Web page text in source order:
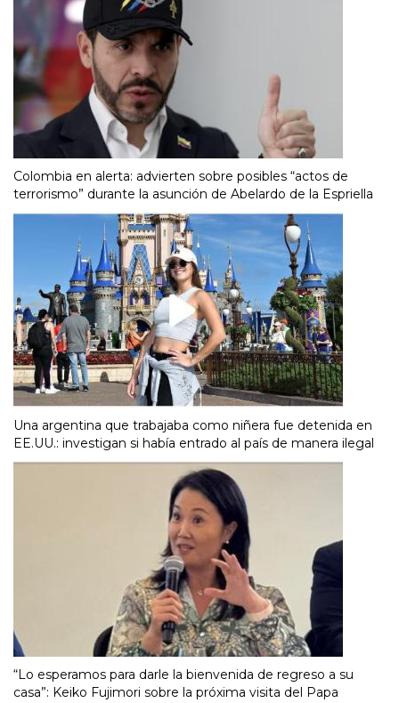
Colombia en alerta: advierten sobre posibles “actos de
terrorismo” durante la asunción de Abelardo de la Espriella
Una argentina que trabajaba como niñera fue detenida en
EE.UU.: investigan si había entrado al país de manera ilegal
“Lo esperamos para darle la bienvenida de regreso a su
casa”: Keiko Fujimori sobre la próxima visita del Papa